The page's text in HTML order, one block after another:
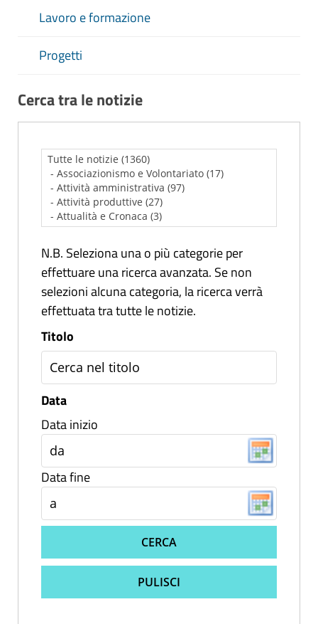
Lavoro e formazione
Progetti
Cerca tra le notizie
N.B. Seleziona una o più categorie per
effettuare una ricerca avanzata. Se non
selezioni alcuna categoria, la ricerca verrà
effettuata tra tutte le notizie.
Titolo
Data
Data inizio
Data fine
CERCA
PULISCI